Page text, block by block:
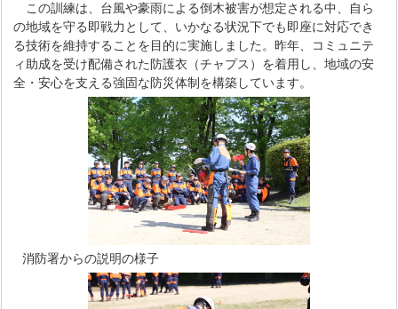
この訓練は、台風や豪雨による倒木被害が想定される中、自ら
の地域を守る即戦力として、いかなる状況下でも即座に対応でき
る技術を維持することを目的に実施しました。昨年、コミュニテ
ィ助成を受け配備された防護衣（チャプス）を着用し、地域の安
全・安心を支える強固な防災体制を構築しています。
消防署からの説明の様子